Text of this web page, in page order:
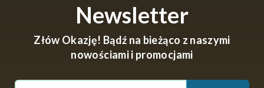
Newsletter
Złów Okazję! Bądź na bieżąco z naszymi
nowościami i promocjami